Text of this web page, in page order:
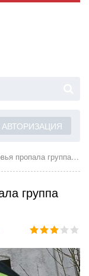
АВТОРИЗАЦИЯ
туристов с восьмью детьми
группа